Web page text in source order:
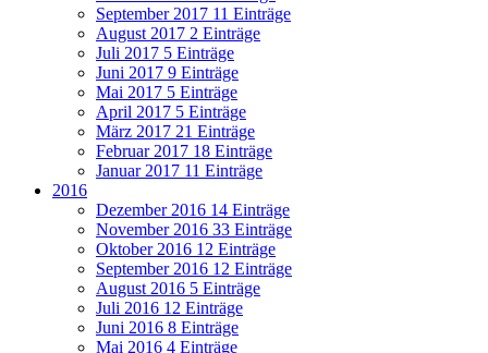
September 2017 11 Einträge
August 2017 2 Einträge
Juli 2017 5 Einträge
Juni 2017 9 Einträge
Mai 2017 5 Einträge
April 2017 5 Einträge
März 2017 21 Einträge
Februar 2017 18 Einträge
Januar 2017 11 Einträge
2016
Dezember 2016 14 Einträge
November 2016 33 Einträge
Oktober 2016 12 Einträge
September 2016 12 Einträge
August 2016 5 Einträge
Juli 2016 12 Einträge
Juni 2016 8 Einträge
Mai 2016 4 Einträge